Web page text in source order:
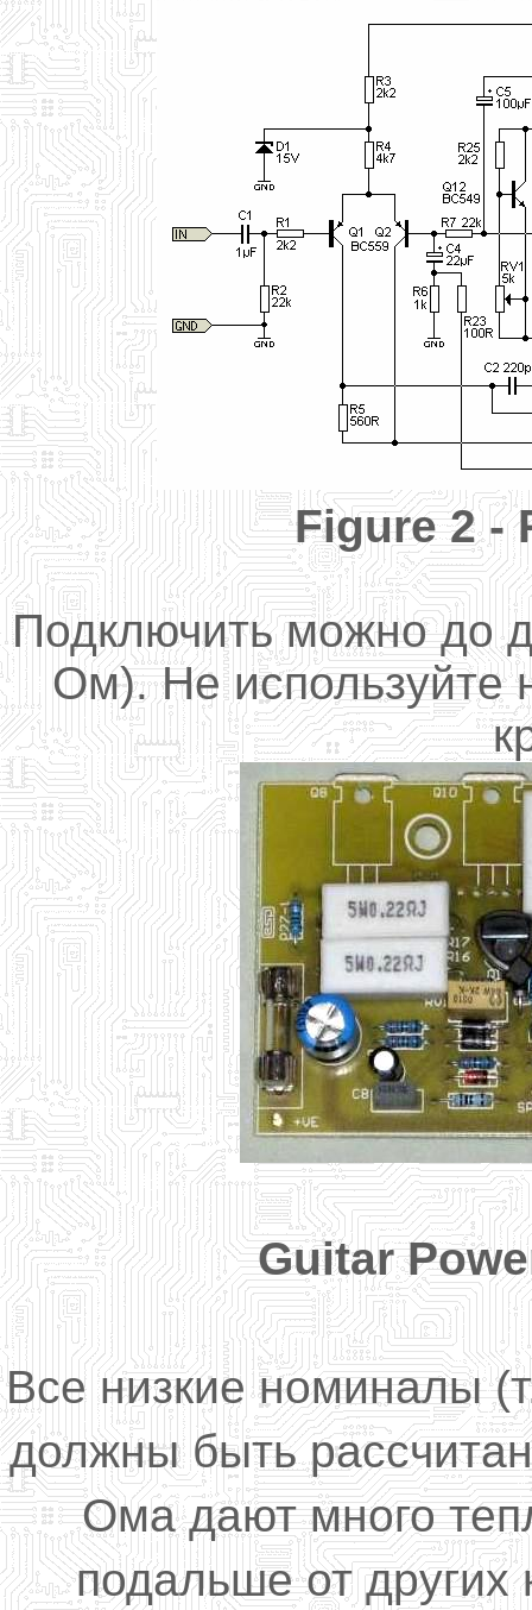
Figure2 -
Подключить можно до
Ом). Не используйте
Guitar
Все низкие номиналы
должны быть
Ома дают много
подальше от